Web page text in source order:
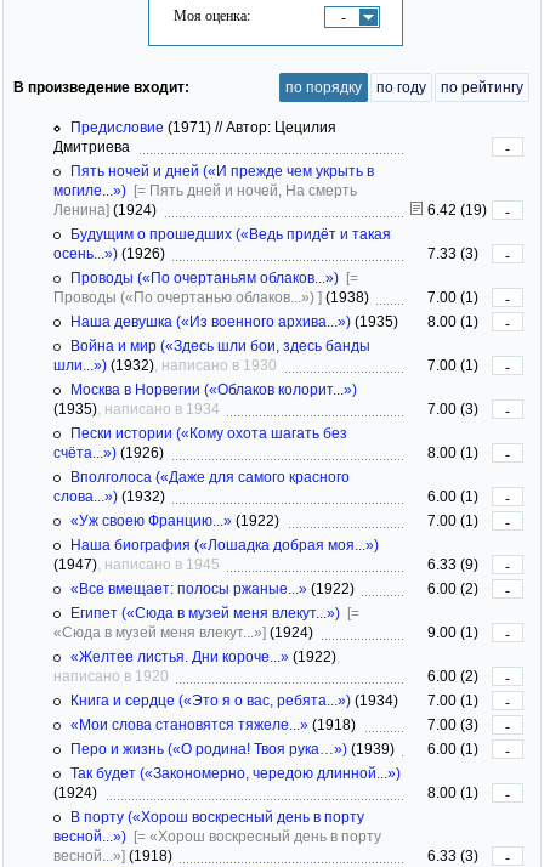
Моя оценка: -
В произведение входит: по порядку по году по рейтингу
Предисловие (1971) //Автор: Цецилия
Дмитриева
-
Пять ночей и дней («И прежде чем укрыть в
могиле...») [= Пять дней и ночей, На смерть
Ленина] (1924) 6.42 (19)
-
Будущим о прошедших («Ведь придёт и такая
осень...») (1926) 7.33 (3)
-
Проводы («По очертаньям облаков...») [=
Проводы («По очертанью облаков...») ] (1938) 7.00 (1)
-
Наша девушка («Из военного архива...») (1935) 8.00 (1)
-
Война и мир («Здесь шли бои, здесь банды
шли...») (1932) , написано в 1930 7.00 (1)
-
Москва в Норвегии («Облаков колорит...»)
(1935) , написано в 1934 7.00 (3)
-
Пески истории («Кому охота шагать без
счёта...») (1926) 8.00 (1)
-
Вполголоса («Даже для самого красного
слова...») (1932) 6.00 (1)
-
«Уж своею Францию...» (1922) 7.00 (1)
-
Наша биография («Лошадка добрая моя...»)
(1947) , написано в 1945 6.33 (9)
-
«Все вмещает: полосы ржаные...» (1922) 6.00 (2)
-
Египет («Сюда в музей меня влекут...») [=
«Сюда в музей меня влекут...»] (1924) 9.00 (1)
-
«Желтее листья. Дни короче...» (1922)
написано в 1920
6.00 (2)
-
Книга и сердце («Это я о вас, ребята...») (1934) 7.00 (1)
-
«Мои слова становятся тяжеле...» (1918) 7.00 (3)
-
Перо и жизнь («О родина! Твоя рука…») (1939) 6.00 (1)
-
Так будет («Закономерно, чередою длинной...»)
(1924)
8.00 (1)
-
В порту («Хорош воскресный день в порту
весной...») [= «Хорош воскресный день в порту
весной...»] (1918) 6.33 (3)
-